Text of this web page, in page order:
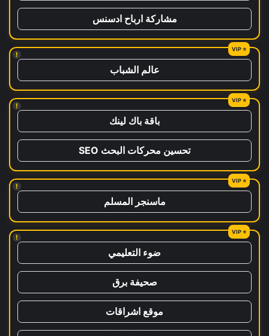
مشاركة ارباح ادسنس
!
عالم الشباب
!
باقة باك لينك
تحسين محركات البحث SEO
!
ماسنجر المسلم
!
ضوء التعليمي
صحيفة برق
موقع اشراقات